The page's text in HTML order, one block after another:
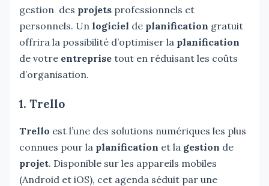
gestion des projets professionnels et
personnels. Un logiciel de planification gratuit
offrira la possibilité d’optimiser la planification
de votre entreprise tout en réduisant les coûts
d’organisation.
1. Trello
Trello est l’une des solutions numériques les plus
connues pour la planification et la gestion de
projet. Disponible sur les appareils mobiles
(Android et iOS), cet agenda séduit par une